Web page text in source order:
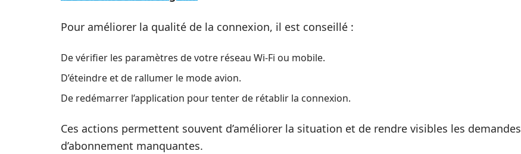
Pour améliorer la qualité de la connexion, il est conseillé :
De vérifier les paramètres de votre réseau Wi-Fi ou mobile.
D’éteindre et de rallumer le mode avion.
De redémarrer l’application pour tenter de rétablir la connexion.
Ces actions permettent souvent d’améliorer la situation et de rendre visibles les demandes
d’abonnement manquantes.